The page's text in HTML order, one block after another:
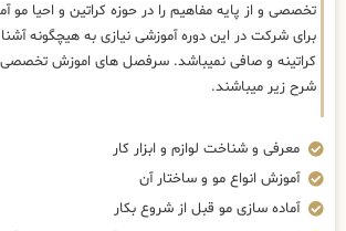
تخصصی و از پایه مفاهیم را در حوزه کراتین و احیا مو
برای شرکت در این دوره آموزشی نیازی به هیچگونه
کراتینه و صافی نمیباشد. سرفصل های اموزش تخصصی
شرح زیر میباشند.
معرفی و شناخت لوازم و ابزار کار
آموزش انواع مو و ساختار آن
آماده سازی مو قبل از شروع بکار